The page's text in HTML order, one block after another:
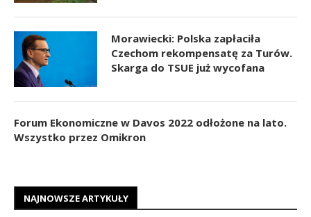
Morawiecki: Polska zapłaciła
Czechom rekompensatę za Turów.
Skarga do TSUE już wycofana
Forum Ekonomiczne w Davos 2022 odłożone na lato.
Wszystko przez Omikron
NAJNOWSZE ARTYKUŁY